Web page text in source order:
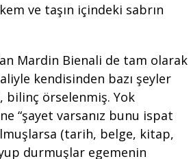
ve taşın içindeki sabrın
Mardin Bienali de tam olarak
kendisinden bazı şeyler
bilinç örselenmiş. Yok
“şayet varsanız bunu ispat
(tarih, belge, kitap,
durmuşlar egemenin